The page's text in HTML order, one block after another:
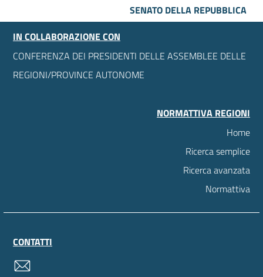
SENATO DELLA REPUBBLICA
IN COLLABORAZIONE CON
CONFERENZA DEI PRESIDENTI DELLE ASSEMBLEE DELLE
REGIONI/PROVINCE AUTONOME
NORMATTIVA REGIONI
Home
Ricerca semplice
Ricerca avanzata
Normattiva
CONTATTI